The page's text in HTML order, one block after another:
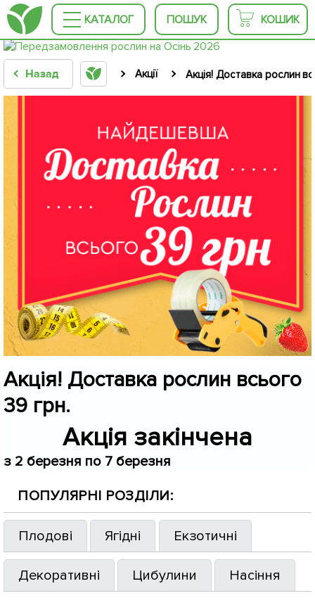
КАТАЛОГ ПОШУК КОШИК
Назад Акції Акція! Доставка рослин
Акція! Доставка рослин всього
39 грн.
Акція закінчена
з 2 березня по 7 березня
ПОПУЛЯРНІ РОЗДІЛИ:
Плодові Ягідні Екзотичні
Декоративні Цибулини Насіння